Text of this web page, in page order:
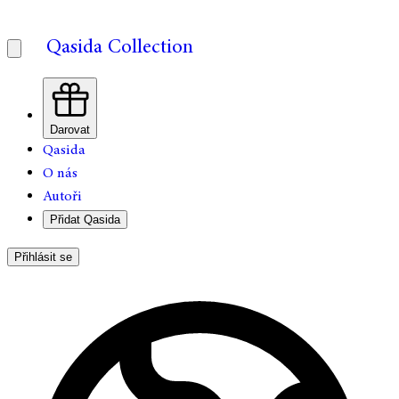
Qasida Collection
Darovat
Qasida
O nás
Autoři
Přidat Qasida
Přihlásit se